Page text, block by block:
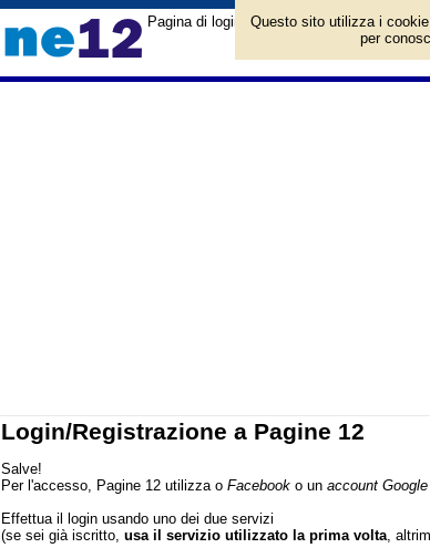
Pagina di login/registrazione al sito
Login/Registrazione a Pagine 12
Salve!
Per l'accesso, Pagine 12 utilizza o Facebook o un account Google
Effettua il login usando uno dei due servizi
(se sei già iscritto, usa il servizio utilizzato la prima volta,
Questo sito utilizza i
per